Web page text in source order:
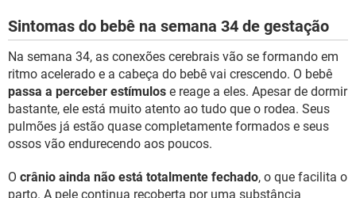
Sintomas do bebê na semana 34 de gestação
Na semana 34, as conexões cerebrais vão se formando em
ritmo acelerado e a cabeça do bebê vai crescendo. O bebê
passa a perceber estímulos e reage a eles. Apesar de dormir
bastante, ele está muito atento ao tudo que o rodea. Seus
pulmões já estão quase completamente formados e seus
ossos vão endurecendo aos poucos.
O crânio ainda não está totalmente fechado, o que facilita o
parto. A pele continua recoberta por uma substância